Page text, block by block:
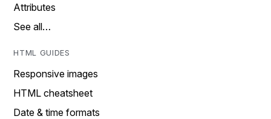
Attributes
See all…
HTML GUIDES
Responsive images
HTML cheatsheet
Date & time formats